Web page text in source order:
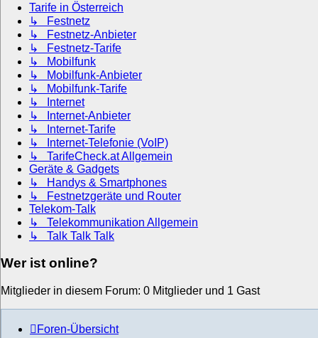
Tarife in Österreich
↳ Festnetz
↳ Festnetz-Anbieter
↳ Festnetz-Tarife
↳ Mobilfunk
↳ Mobilfunk-Anbieter
↳ Mobilfunk-Tarife
↳ Internet
↳ Internet-Anbieter
↳ Internet-Tarife
↳ Internet-Telefonie (VoIP)
↳ TarifeCheck.at Allgemein
Geräte & Gadgets
↳ Handys & Smartphones
↳ Festnetzgeräte und Router
Telekom-Talk
↳ Telekommunikation Allgemein
↳ Talk Talk Talk
Wer ist online?
Mitglieder in diesem Forum: 0 Mitglieder und 1 Gast
Foren-Übersicht